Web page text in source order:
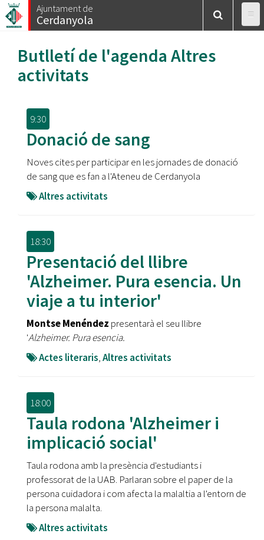
Vés
al
Ajuntament de
Cerdanyola
Butlletí de l'agenda Altres
activitats
9:30
Donació de sang
Noves cites per participar en les jornades de donació
de sang que es fan a l'Ateneu de Cerdanyola
Altres activitats
18:30
Presentació del llibre
'Alzheimer. Pura esencia. Un
viaje a tu interior'
Montse Menéndez presentarà el seu llibre
'Alzheimer. Pura esencia.
Actes literaris,Altres activitats
18:00
Taula rodona 'Alzheimer i
implicació social'
Taula rodona amb la presència d'estudiants i
professorat de la UAB. Parlaran sobre el paper de la
persona cuidadora i com afecta la malaltia a l'entorn de
la persona malalta.
Altres activitats